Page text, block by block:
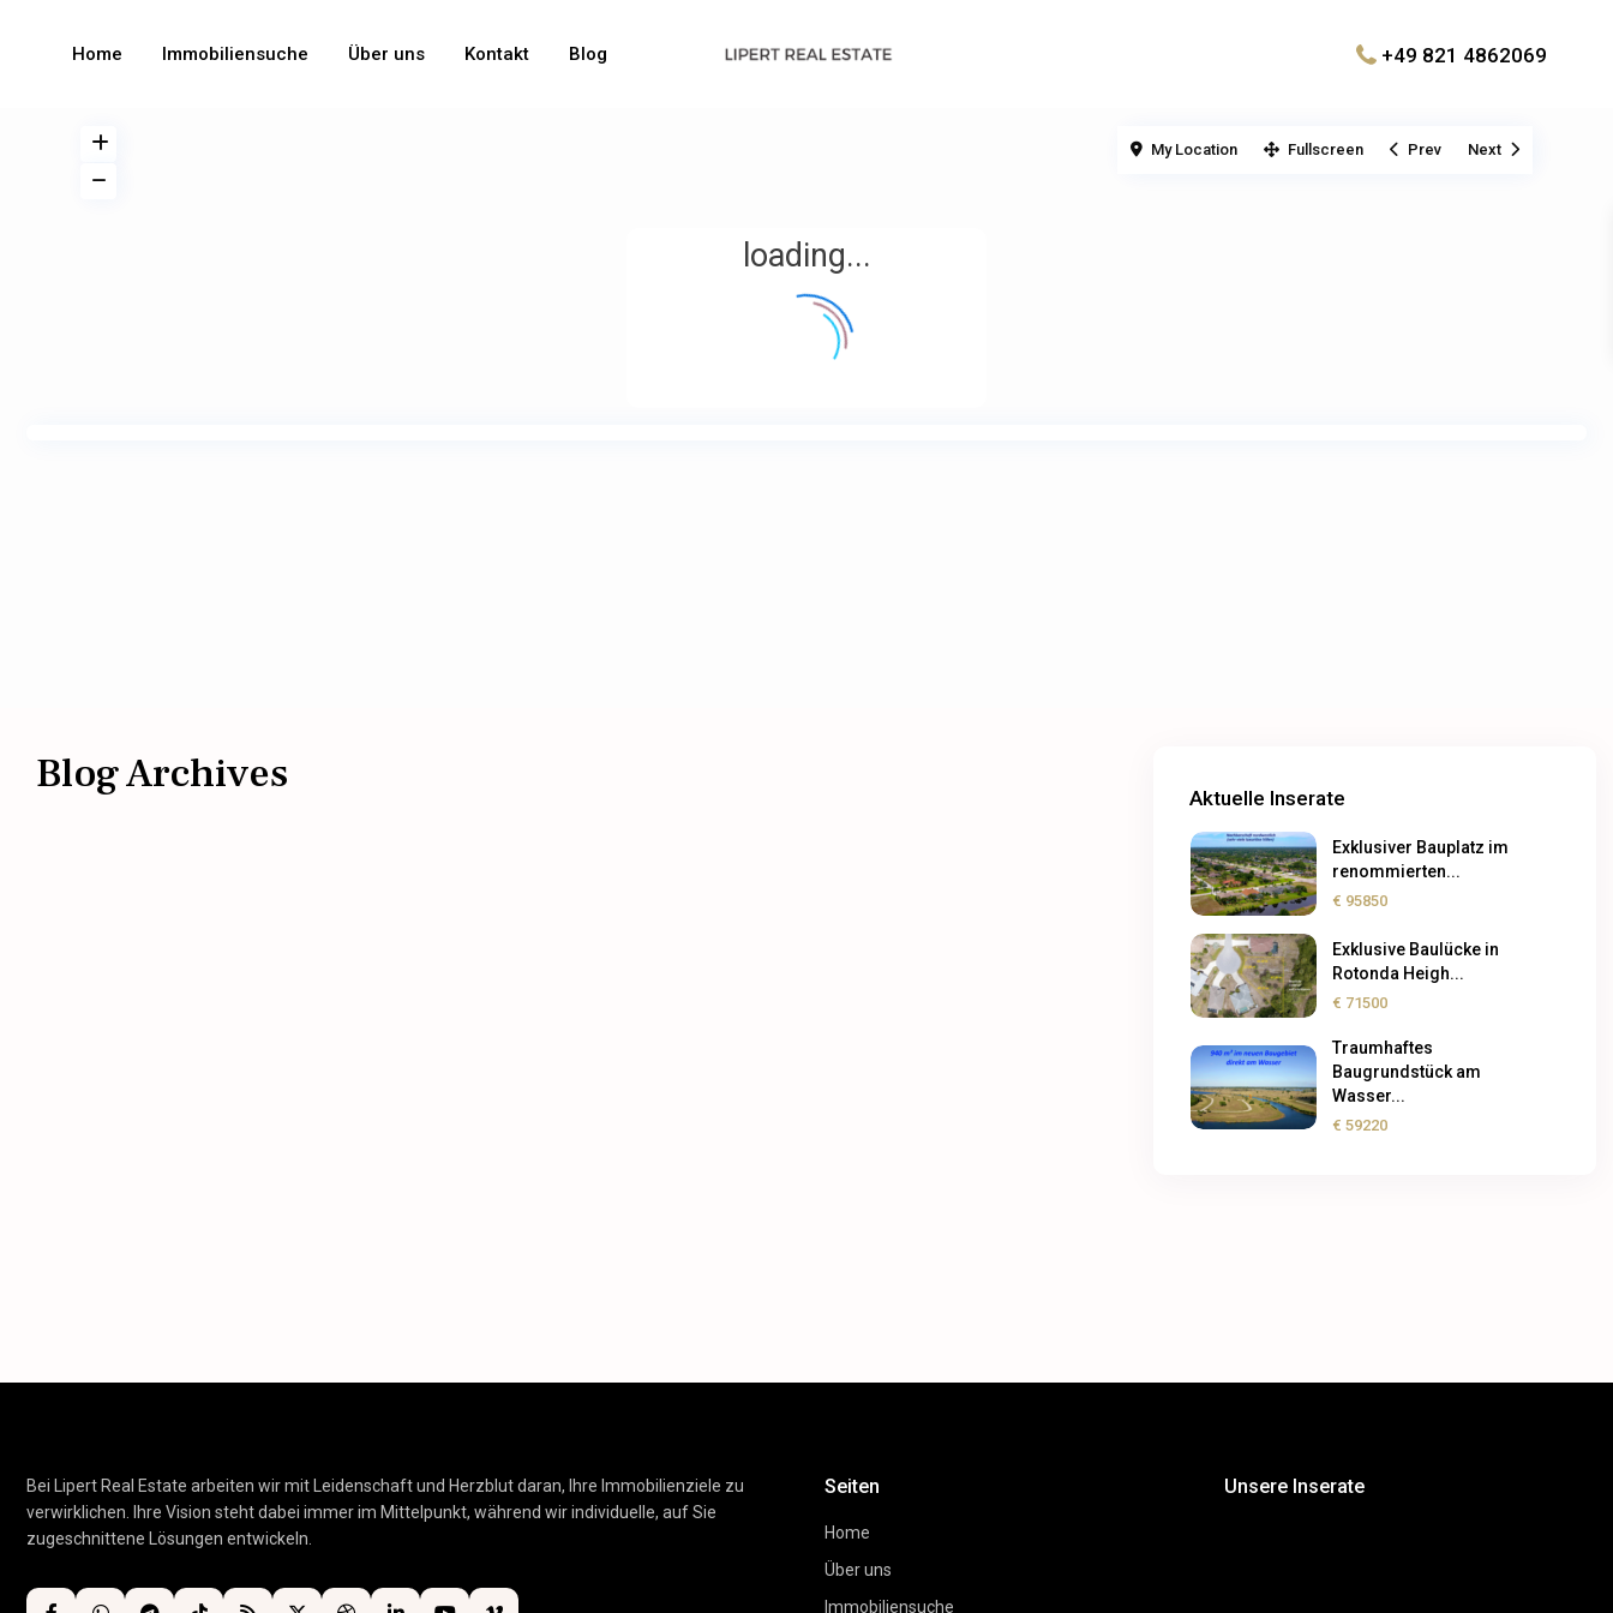
Home Immobiliensuche Über uns Kontakt Blog +49 821 4862069
loading...
My Location Fullscreen Prev Next
Blog Archives Aktuelle Inserate
Exklusiver Bauplatz im
renommierten...
€ 95850
Exklusive Baulücke in
Rotonda Heigh...
€ 71500
Traumhaftes
Baugrundstück am
Wasser...
€ 59220
Bei Lipert Real Estate arbeiten wir mit Leidenschaft und Herzblut daran, Ihre Immobilienziele zu
verwirklichen. Ihre Vision steht dabei immer im Mittelpunkt, während wir individuelle, auf Sie
zugeschnittene Lösungen entwickeln.
Seiten
Home
Über uns
Immobiliensuche
Unsere Inserate